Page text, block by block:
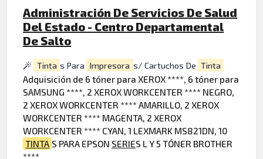
Administración De Servicios De Salud
Del Estado - Centro Departamental
De Salto
Tinta s Para Impresora s/ Cartuchos De Tinta
Adquisición de 6 tóner para XEROX ****, 6 tóner para
SAMSUNG ****, 2 XEROX WORKCENTER **** NEGRO,
2 XEROX WORKCENTER **** AMARILLO, 2 XEROX
WORKCENTER **** MAGENTA, 2 XEROX
WORKCENTER **** CYAN, 1 LEXMARK MS821DN, 10
TINTA S PARA EPSON SERIES L Y 5 TÓNER BROTHER
****